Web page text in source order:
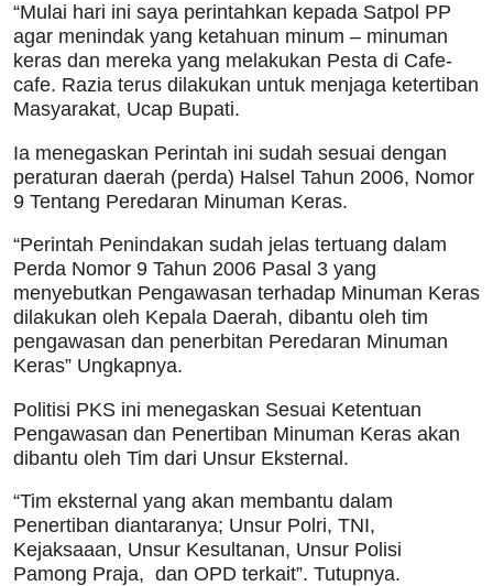
“Mulai hari ini saya perintahkan kepada Satpol PP
agar menindak yang ketahuan minum – minuman
keras dan mereka yang melakukan Pesta di Cafe-
cafe. Razia terus dilakukan untuk menjaga ketertiban
Masyarakat, Ucap Bupati.
Ia menegaskan Perintah ini sudah sesuai dengan
peraturan daerah (perda) Halsel Tahun 2006, Nomor
9 Tentang Peredaran Minuman Keras.
“Perintah Penindakan sudah jelas tertuang dalam
Perda Nomor 9 Tahun 2006 Pasal 3 yang
menyebutkan Pengawasan terhadap Minuman Keras
dilakukan oleh Kepala Daerah, dibantu oleh tim
pengawasan dan penerbitan Peredaran Minuman
Keras” Ungkapnya.
Politisi PKS ini menegaskan Sesuai Ketentuan
Pengawasan dan Penertiban Minuman Keras akan
dibantu oleh Tim dari Unsur Eksternal.
“Tim eksternal yang akan membantu dalam
Penertiban diantaranya; Unsur Polri, TNI,
Kejaksaaan, Unsur Kesultanan, Unsur Polisi
Pamong Praja, dan OPD terkait”. Tutupnya.